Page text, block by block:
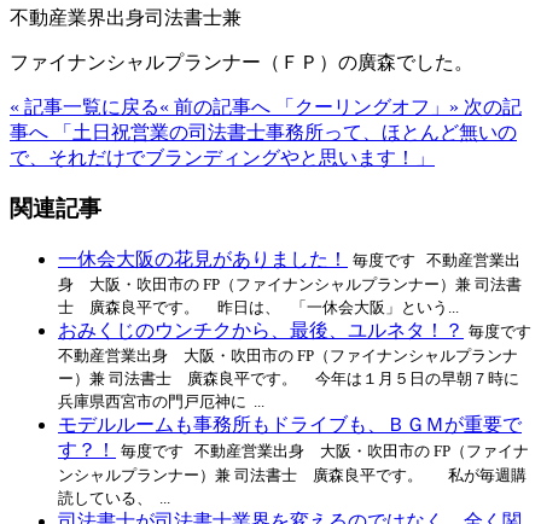
不動産業界出身司法書士兼
ファイナンシャルプランナー（ＦＰ）の廣森でした。
« 記事一覧に戻る« 前の記事へ 「クーリングオフ」 » 次の記
事へ 「土日祝営業の司法書士事務所って、ほとんど無いの
で、それだけでブランディングやと思います！」
関連記事
一休会大阪の花見がありました！
毎度です 不動産営業出
身 大阪・吹田市の FP（ファイナンシャルプランナー）兼 司法書
士 廣森良平です。 昨日は、 「一休会大阪」という...
おみくじのウンチクから、最後、ユルネタ！？ 毎度です
不動産営業出身 大阪・吹田市の FP（ファイナンシャルプランナ
ー）兼 司法書士 廣森良平です。 今年は１月５日の早朝７時に
兵庫県西宮市の門戸厄神に ...
モデルルームも事務所もドライブも、ＢＧＭが重要で
す？！
毎度です 不動産営業出身 大阪・吹田市の FP（ファイナ
ンシャルプランナー）兼 司法書士 廣森良平です。 私が毎週購
読している、 ...